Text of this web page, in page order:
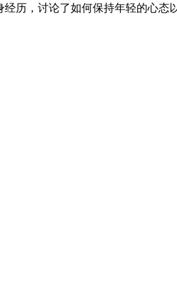
历，讨论了如何保持年轻的心